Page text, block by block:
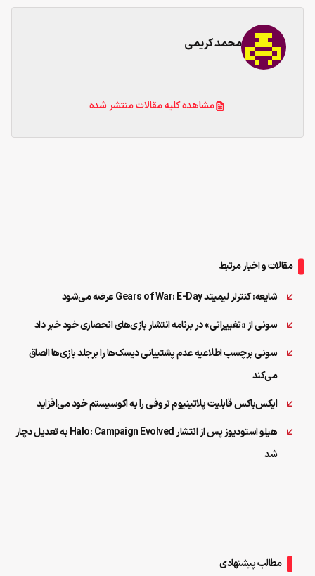
محمد کریمی
مشاهده کلیه مقالات منتشر شده
مقالات و اخبار مرتبط
شایعه: کنترلر لیمیتد Gears of War: E-Day عرضه می‌شود
سونی از «تغییراتی» در برنامه انتشار بازی‌های انحصاری خود خبر داد
سونی برچسب اطلاعیه عدم پشتیبانی دیسک‌ها را برجلد بازی‌ها الصاق
می‌کند
ایکس‌باکس قابلیت پلاتینیوم تروفی را به اکوسیستم خود می‌افزاید
هیلو استودیوز پس از انتشار Halo: Campaign Evolved به تعدیل دچار
شد
مطالب پیشنهادی